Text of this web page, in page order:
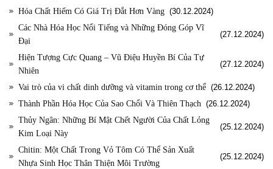
Hóa Chất Hiếm Có Giá Trị Đắt Hơn Vàng (30.12.2024)
Các Nhà Hóa Học Nổi Tiếng và Những Đóng Góp Vĩ
Đại
(27.12.2024)
Hiện Tượng Cực Quang – Vũ Điệu Huyền Bí Của Tự
Nhiên
(27.12.2024)
Vai trò của vi chất dinh dưỡng và vitamin trong cơ thể (26.12.2024)
Thành Phần Hóa Học Của Sao Chổi Và Thiên Thạch (26.12.2024)
Thủy Ngân: Những Bí Mật Chết Người Của Chất Lỏng
Kim Loại Này
(25.12.2024)
Chitin: Một Chất Trong Vỏ Tôm Có Thể Sản Xuất
Nhựa Sinh Học Thân Thiện Môi Trường
(25.12.2024)